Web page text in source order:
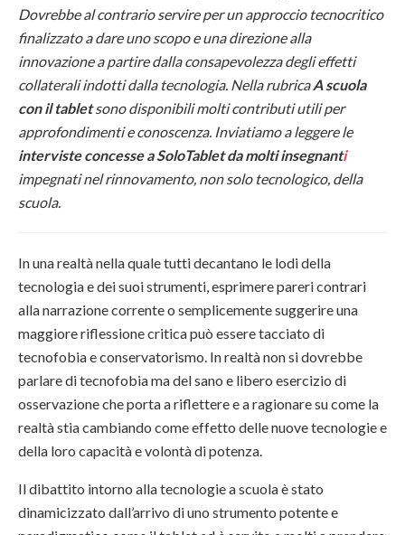
Dovrebbe al contrario servire per un approccio tecnocritico
finalizzato a dare uno scopo e una direzione alla
innovazione a partire dalla consapevolezza degli effetti
collaterali indotti dalla tecnologia. Nella rubricaA scuola
con il tabletsono disponibili molti contributi utili per
approfondimenti e conoscenza. Inviatiamo a leggere le
interviste concesse a SoloTablet da molti insegnanti
impegnati nel rinnovamento, non solo tecnologico, della
scuola.
In una realtà nella quale tutti decantano le lodi della
tecnologia e dei suoi strumenti, esprimere pareri contrari
alla narrazione corrente o semplicemente suggerire una
maggiore riflessione critica può essere tacciato di
tecnofobia e conservatorismo. In realtà non si dovrebbe
parlare di tecnofobia ma del sano e libero esercizio di
osservazione che porta a riflettere e a ragionare su come la
realtà stia cambiando come effetto delle nuove tecnologie e
della loro capacità e volontà di potenza.
Il dibattito intorno alla tecnologie a scuola è stato
dinamicizzato dall’arrivo di uno strumento potente e